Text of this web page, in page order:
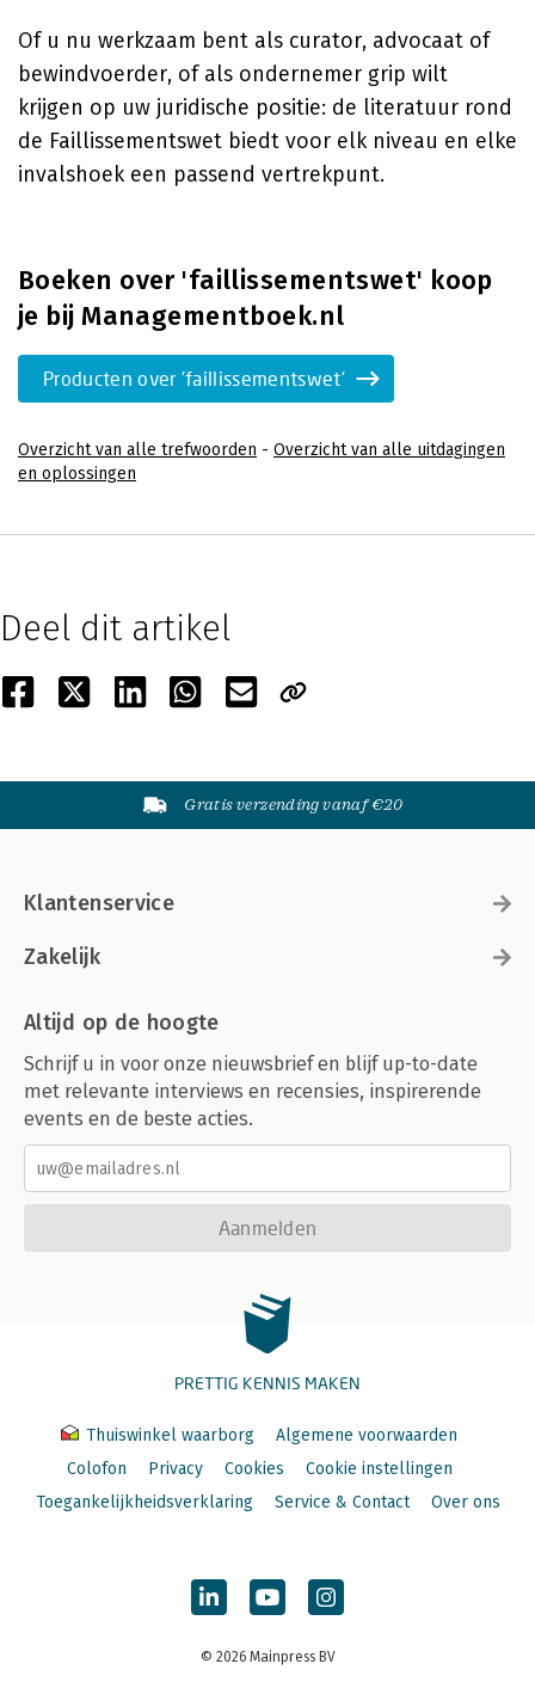
Of u nu werkzaam bent als curator, advocaat of
bewindvoerder, of als ondernemer grip wilt
krijgen op uw juridische positie: de literatuur rond
de Faillissementswet biedt voor elk niveau en elke
invalshoek een passend vertrekpunt.
Boeken over 'faillissementswet' koop
je bij Managementboek.nl
Producten over 'faillissementswet'
Overzicht van alle trefwoorden - Overzicht van alle uitdagingen
en oplossingen
Deel dit artikel
Gratis verzending vanaf €20
Klantenservice
Zakelijk
Altijd op de hoogte
Schrijf u in voor onze nieuwsbrief en blijf up-to-date
met relevante interviews en recensies, inspirerende
events en de beste acties.
Aanmelden
PRETTIG KENNIS MAKEN
Thuiswinkel waarborg
Algemene voorwaarden
Colofon
Privacy Cookies
Cookie instellingen
Toegankelijkheidsverklaring
Service & Contact Over ons
© 2026 Mainpress BV